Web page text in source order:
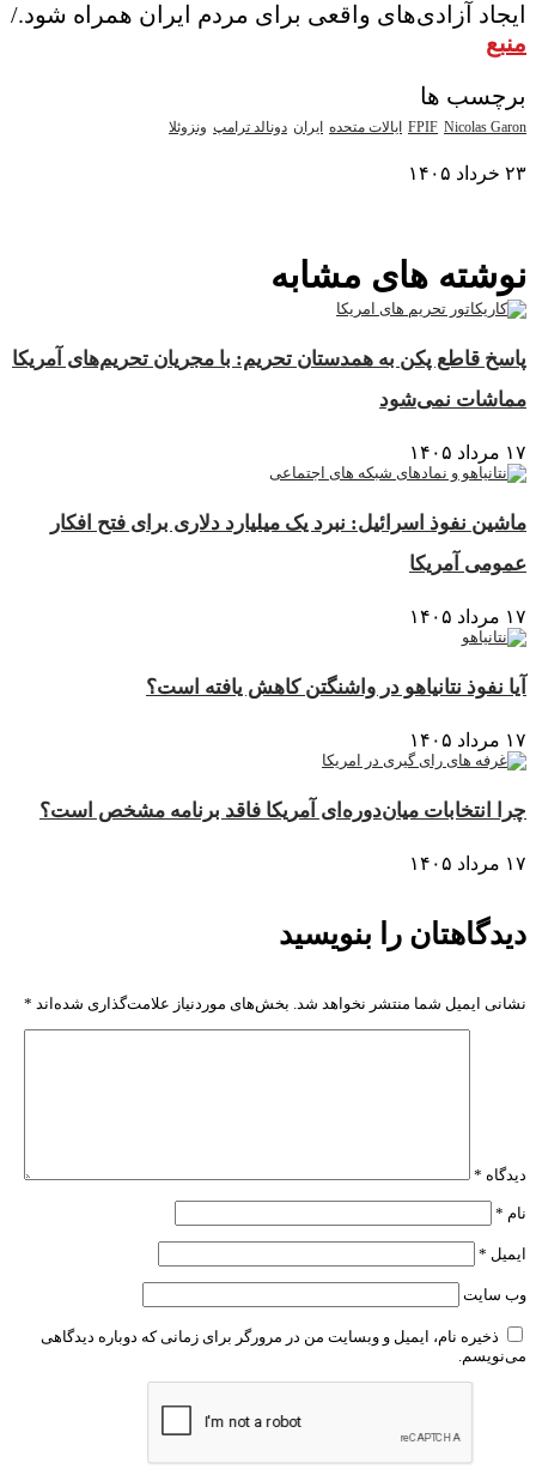
ایجاد آزادی‌های واقعی برای مردم ایران همراه شود./
منبع
برچسب ها
FPIF Nicolas Garon ایالات متحده ایران دونالد ترامپ ونزوئلا
۲۳ خرداد ۱۴۰۵
نوشته های مشابه
پاسخ قاطع پکن به همدستان تحریم: با مجریان تحریم‌های آمریکا
مماشات نمی‌شود
۱۷ مرداد ۱۴۰۵
ماشین نفوذ اسرائیل: نبرد یک میلیارد دلاری برای فتح افکار
عمومی آمریکا
۱۷ مرداد ۱۴۰۵
آیا نفوذ نتانیاهو در واشنگتن کاهش یافته است؟
۱۷ مرداد ۱۴۰۵
چرا انتخابات میان‌دوره‌ای آمریکا فاقد برنامه مشخص است؟
۱۷ مرداد ۱۴۰۵
دیدگاهتان را بنویسید
نشانی ایمیل شما منتشر نخواهد شد. بخش‌های موردنیاز علامت‌گذاری شده‌اند *
دیدگاه *
نام *
ایمیل *
وب‌ سایت
ذخیره نام، ایمیل و وبسایت من در مرورگر برای زمانی که دوباره دیدگاهی
می‌نویسم.